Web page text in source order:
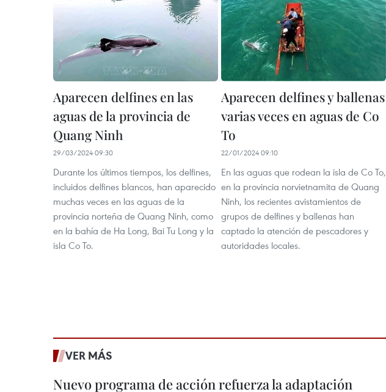
Aparecen delfines en las
aguas de la provincia de
Quang Ninh
29/03/2024 09:30
Durante los últimos tiempos, los delfines,
incluidos delfines blancos, han aparecido
muchas veces en las aguas de la
provincia norteña de Quang Ninh, como
en la bahía de Ha Long, Bai Tu Long y la
isla Co To.
Aparecen delfines y ballenas
varias veces en aguas de Co
To
22/01/2024 09:10
En las aguas que rodean la isla de Co To,
en la provincia norvietnamita de Quang
Ninh, los recientes avistamientos de
grupos de delfines y ballenas han
captado la atención de pescadores y
autoridades locales.
VER MÁS
Nuevo programa de acción refuerza la adaptación